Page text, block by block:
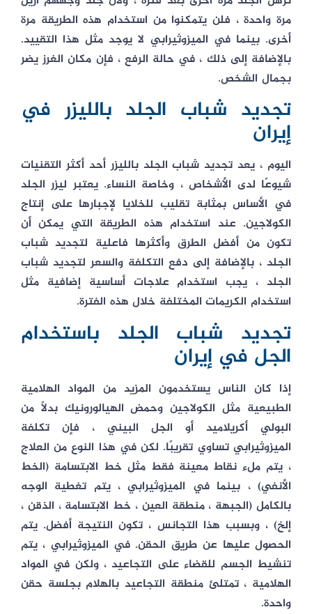
مرة واحدة ، فلن يتمكنوا من استخدام هذه الطريقة مرة
أخرى. بينما في الميزوثيرابي لا يوجد مثل هذا التقييد.
بالإضافة إلى ذلك ، في حالة الرفع ، فإن مكان الغرز يضر
بجمال الشخص.
تجديد شباب الجلد بالليزر في
إيران
اليوم ، يعد تجديد شباب الجلد بالليزر أحد أكثر التقنيات
شيوعًا لدى الأشخاص ، وخاصة النساء. يعتبر ليزر الجلد
في الأساس بمثابة تقليب للخلايا لإجبارها على إنتاج
الكولاجين. عند استخدام هذه الطريقة التي يمكن أن
تكون من أفضل الطرق وأكثرها فاعلية لتجديد شباب
الجلد ، بالإضافة إلى دفع التكلفة والسعر لتجديد شباب
الجلد ، يجب استخدام علاجات أساسية إضافية مثل
استخدام الكريمات المختلفة خلال هذه الفترة.
تجديد شباب الجلد باستخدام
الجل في إيران
إذا كان الناس يستخدمون المزيد من المواد الهلامية
الطبيعية مثل الكولاجين وحمض الهيالورونيك بدلاً من
البولي أكريلاميد أو الجل البيني ، فإن تكلفة
الميزوثيرابي تساوي تقريبًا. لكن في هذا النوع من العلاج
، يتم ملء نقاط معينة فقط مثل خط الابتسامة (الخط
الأنفي) ، بينما في الميزوثيرابي ، يتم تغطية الوجه
بالكامل (الجبهة ، منطقة العين ، خط الابتسامة ، الذقن ،
إلخ) ، وبسبب هذا التجانس ، تكون النتيجة أفضل. يتم
الحصول عليها عن طريق الحقن. في الميزوثيرابي ، يتم
تنشيط الجسم للقضاء على التجاعيد ، ولكن في المواد
الهلامية ، تمتلئ منطقة التجاعيد بالهلام بجلسة حقن
واحدة.